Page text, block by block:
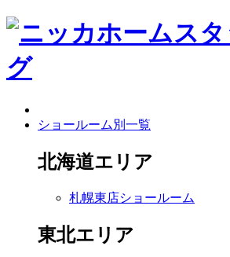
ショールーム別一覧
北海道エリア
札幌東店ショールーム
東北エリア